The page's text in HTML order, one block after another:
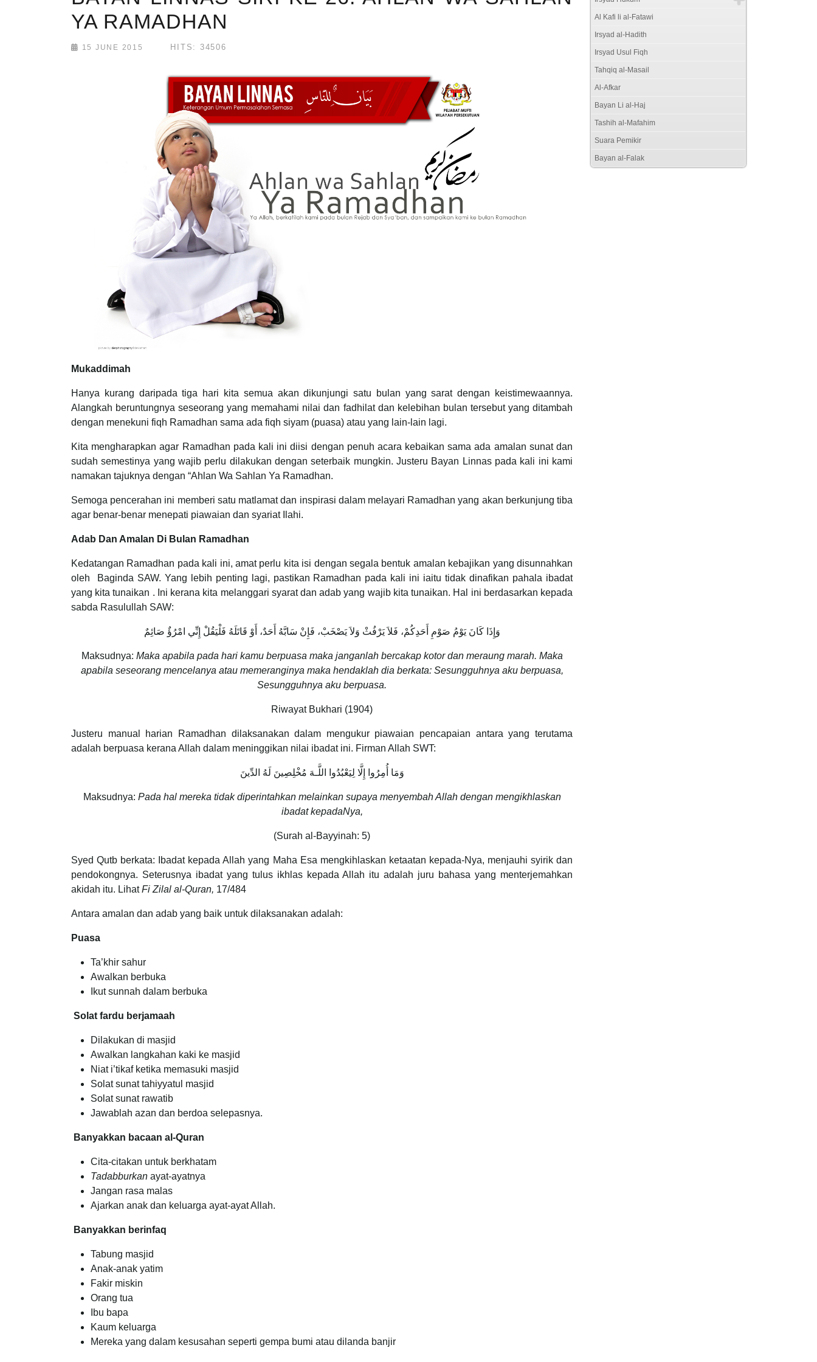
YA RAMADHAN
15 JUNE 2015 HITS: 34506
Mukaddimah
Hanya kurang daripada tiga hari kita semua akan dikunjungi satu bulan yang sarat dengan keistimewaannya.
Alangkah beruntungnya seseorang yang memahami nilai dan fadhilat dan kelebihan bulan tersebut yang ditambah
dengan menekuni fiqh Ramadhan sama ada fiqh siyam (puasa) atau yang lain-lain lagi.
Kita mengharapkan agar Ramadhan pada kali ini diisi dengan penuh acara kebaikan sama ada amalan sunat dan
sudah semestinya yang wajib perlu dilakukan dengan seterbaik mungkin. Justeru Bayan Linnas pada kali ini kami
namakan tajuknya dengan “Ahlan Wa Sahlan Ya Ramadhan.
Semoga pencerahan ini memberi satu matlamat dan inspirasi dalam melayari Ramadhan yang akan berkunjung tiba
agar benar-benar menepati piawaian dan syariat Ilahi.
Adab Dan Amalan Di Bulan Ramadhan
Kedatangan Ramadhan pada kali ini, amat perlu kita isi dengan segala bentuk amalan kebajikan yang disunnahkan
oleh Baginda SAW. Yang lebih penting lagi, pastikan Ramadhan pada kali ini iaitu tidak dinafikan pahala ibadat
yang kita tunaikan . Ini kerana kita melanggari syarat dan adab yang wajib kita tunaikan. Hal ini berdasarkan kepada
sabda Rasulullah SAW:
وَإِذَا كَانَ يَوْمُ صَوْمِ أَحَدِكُمْ، فَلاَ يَرْفُثْ وَلاَ يَصْخَبْ، فَإِنْ سَابَّهُ أَحَدٌ، أَوْ قَاتَلَهُ فَلْيَقُلْ إِنِّي امْرُؤٌ صَائِمٌ
Maksudnya: Maka apabila pada hari kamu berpuasa maka janganlah bercakap kotor dan meraung marah. Maka
apabila seseorang mencelanya atau memeranginya maka hendaklah dia berkata: Sesungguhnya aku berpuasa,
Sesungguhnya aku berpuasa.
Riwayat Bukhari (1904)
Justeru manual harian Ramadhan dilaksanakan dalam mengukur piawaian pencapaian antara yang terutama
adalah berpuasa kerana Allah dalam meninggikan nilai ibadat ini. Firman Allah SWT:
وَمَا أُمِرُوا إِلَّا لِيَعْبُدُوا اللَّـهَ مُخْلِصِينَ لَهُ الدِّينَ
Maksudnya: Pada hal mereka tidak diperintahkan melainkan supaya menyembah Allah dengan mengikhlaskan
ibadat kepadaNya,
(Surah al-Bayyinah: 5)
Syed Qutb berkata: Ibadat kepada Allah yang Maha Esa mengkihlaskan ketaatan kepada-Nya, menjauhi syirik dan
pendokongnya. Seterusnya ibadat yang tulus ikhlas kepada Allah itu adalah juru bahasa yang menterjemahkan
akidah itu. LihatFi Zilal al-Quran, 17/484
Antara amalan dan adab yang baik untuk dilaksanakan adalah:
Puasa
Ta’khir sahur
Awalkan berbuka
Ikut sunnah dalam berbuka
Solat fardu berjamaah
Dilakukan di masjid
Awalkan langkahan kaki ke masjid
Niat i’tikaf ketika memasuki masjid
Solat sunat tahiyyatul masjid
Solat sunat rawatib
Jawablah azan dan berdoa selepasnya.
Banyakkan bacaan al-Quran
Cita-citakan untuk berkhatam
Tadabburkan ayat-ayatnya
Jangan rasa malas
Ajarkan anak dan keluarga ayat-ayat Allah.
Banyakkan berinfaq
Tabung masjid
Anak-anak yatim
Fakir miskin
Orang tua
Ibu bapa
Kaum keluarga
Mereka yang dalam kesusahan seperti gempa bumi atau dilanda banjir
Al Kafi li al-Fatawi
Irsyad al-Hadith
Irsyad Usul Fiqh
Tahqiq al-Masail
Al-Afkar
Bayan Li al-Haj
Tashih al-Mafahim
Suara Pemikir
Bayan al-Falak